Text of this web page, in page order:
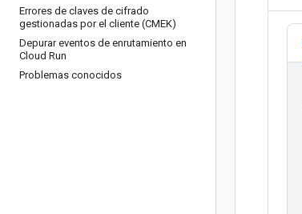
Errores de claves de cifrado
gestionadas por el cliente (CMEK)
Depurar eventos de enrutamiento en
Cloud Run
Problemas conocidos